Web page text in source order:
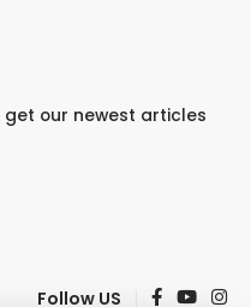
our newest articles
Follow US